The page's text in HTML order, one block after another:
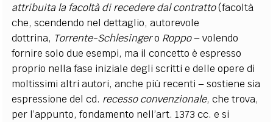
attribuita la facoltà di recedere dal contratto(facoltà
che, scendendo nel dettaglio, autorevole
dottrina, Torrente-Schlesingero Roppo– volendo
fornire solo due esempi, ma il concetto è espresso
proprio nella fase iniziale degli scritti e delle opere di
moltissimi altri autori, anche più recenti – sostiene sia
espressione del cd. recesso convenzionale, che trova,
per l’appunto, fondamento nell’art. 1373 cc. e si